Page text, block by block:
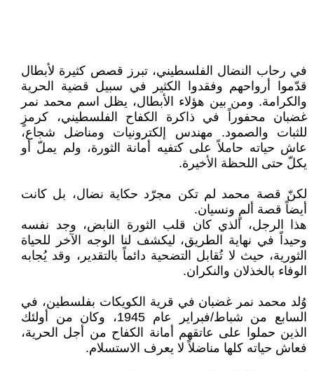
في رحاب النضال الفلسطيني، تبرز قصص كثيرة لأبطال
قدّموا أرواحهم وفقدوا الكثير في سبيل قضية الحرية
والكرامة. ومن بين هؤلاء الأبطال، يظل اسم محمد نمر
غضبان محفوراً في ذاكرة الكفاح الفلسطيني، كرمزٍ
للثبات والصمود. مهندس إلكترونيات ومناضل شجاع،
عاش حياته حاملاً على كتفيه أمانة الثورة، ولم يملّ أو
يكلّ حتى اللحظة الأخيرة.
لكنّ قصة محمد لم تكن مجرّد حكاية نضال، بل كانت
أيضاً قصة ألمٍ ونسيان.
هذا الرجل، الذي كان قلب الثورة النابض، وجد نفسه
وحيداً في نهاية الطريق، ليكشف لنا الوجه الآخر للحياة
الثورية، حيث لا تُقابل التضحية دائماً بالتقدير، وقد يُجابه
الوفاء بالخذلان والنكران.
وُلد محمد نمر غضبان في قرية الكويكات بفلسطين، في
السابع من شباط/فبراير عام 1945، وكان من أولئك
الذين حملوا على عاتقهم أمانة الكفاح من أجل الحرية،
فعاش حياته كلها مناضلاً لا يعرف الاستسلام.